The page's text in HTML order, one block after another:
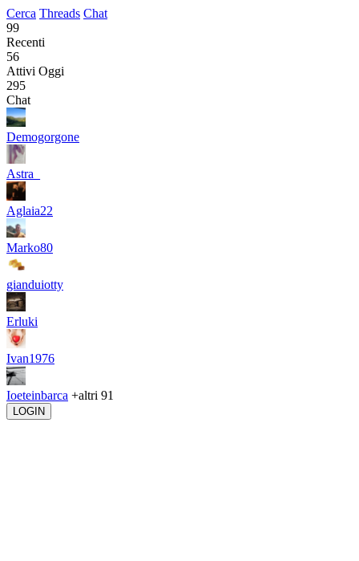
Cerca Threads Chat
99
Recenti
56
Attivi Oggi
295
Chat
Demogorgone
Astra_
Aglaia22
Marko80
gianduiotty
Erluki
Ivan1976
Ioeteinbarca +altri 91
LOGIN